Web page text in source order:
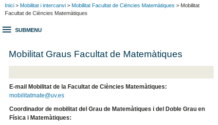
Inici > Mobilitat i intercanvi > Mobilitat Facultat de Ciències Matemàtiques > Mobilitat
Facultat de Ciències Matemàtiques
SUBMENU
Mobilitat Graus Facultat de Matemàtiques
E-mail Mobilitat de la Facultat de Ciències Matemàtiques:
mobilitatmate@uv.es
Coordinador de mobilitat del Grau de Matemàtiques i del Doble Grau en
Física i Matemàtiques: